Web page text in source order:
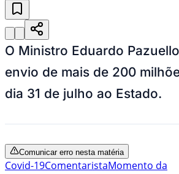
O Ministro Eduardo
envio de mais de 200
dia 31 de julho ao Estado.
Comunicar erro nesta matéria
Covid-19ComentaristaMomento da